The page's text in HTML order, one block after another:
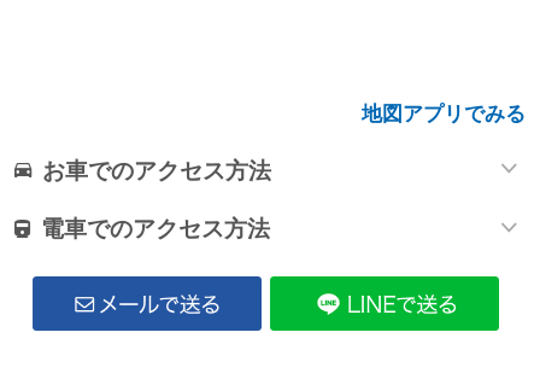
地図アプリでみる
お車でのアクセス方法
電車でのアクセス方法